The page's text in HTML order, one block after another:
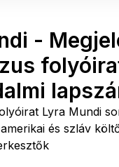
-
Lyra Mundi
és szláv